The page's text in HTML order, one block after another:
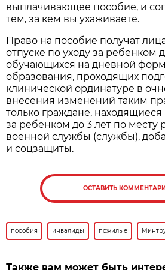
выплачивающее пособие, и
тем, за кем вы ухаживаете.
Право на пособие получат
отпуске по уходу за ребенком
обучающихся на дневной
образования, проходящих
клинической ординатуре в
внесения изменений таким
только граждане, находящиеся
за ребенком до 3 лет по месту
военной службы (службы),
и соцзащиты.
ОСТАВИТЬ
пособия инвалиды пожилые
Также вам может быть